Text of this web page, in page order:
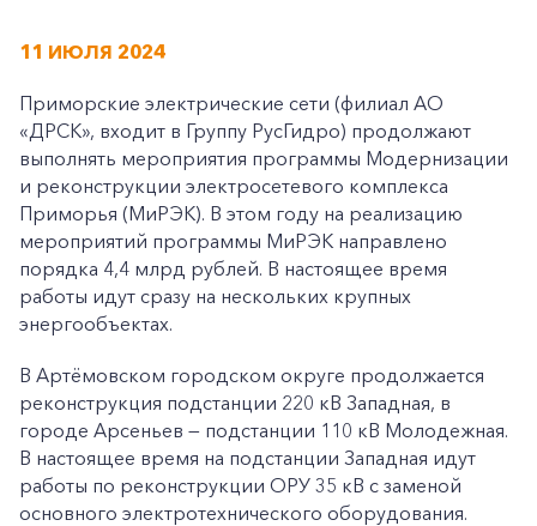
11 ИЮЛЯ 2024
Приморские электрические сети (филиал АО
«ДРСК», входит в Группу РусГидро) продолжают
выполнять мероприятия программы Модернизации
и реконструкции электросетевого комплекса
Приморья (МиРЭК). В этом году на реализацию
мероприятий программы МиРЭК направлено
порядка 4,4 млрд рублей. В настоящее время
работы идут сразу на нескольких крупных
энергообъектах.
В Артёмовском городском округе продолжается
реконструкция подстанции 220 кВ Западная, в
городе Арсеньев — подстанции 110 кВ Молодежная.
В настоящее время на подстанции Западная идут
работы по реконструкции ОРУ 35 кВ с заменой
основного электротехнического оборудования.